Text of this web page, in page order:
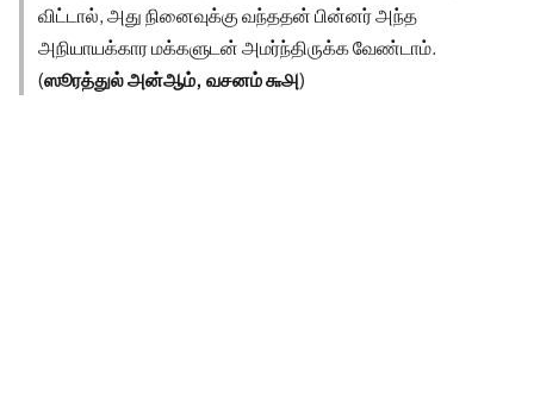
விட்டால், அது நினைவுக்கு வந்ததன் பின்னர் அந்த
அநியாயக்கார மக்களுடன் அமர்ந்திருக்க வேண்டாம்.
(ஸூரத்துல் அன்ஆம், வசனம் ௬௮)